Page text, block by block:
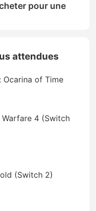
pour une
attendues
Ocarina of Time
4 (Switch
(Switch 2)